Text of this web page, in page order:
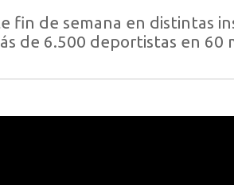
fin de semana en distintas
de 6.500 deportistas en 60